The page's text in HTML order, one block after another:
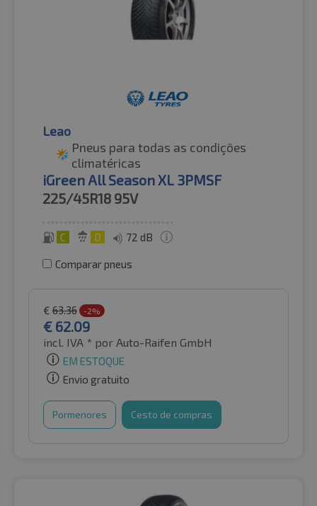
Leao
Pneus para todas as condições
climatéricas
iGreen All Season XL 3PMSF
225/45R18 95V
C D 72 dB
Comparar pneus
€ 63.36 -2%
€ 62.09
incl. IVA * por Auto-Raifen GmbH
EM ESTOQUE
Envio gratuito
Pormenores Cesto de compras